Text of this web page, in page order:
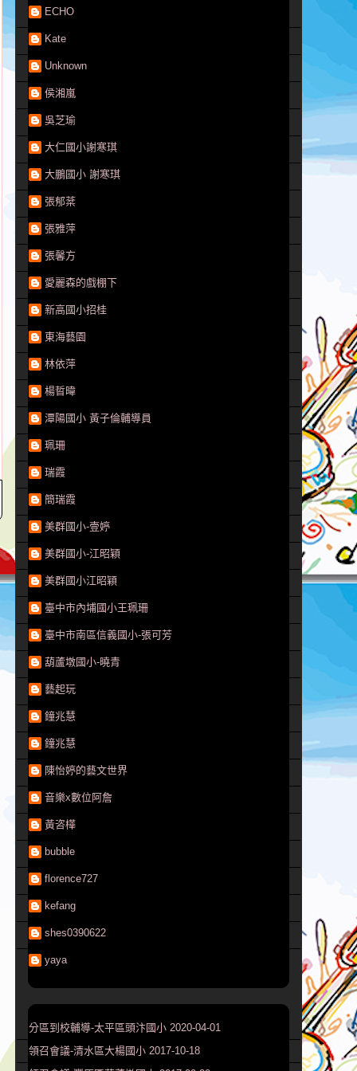
ECHO
Kate
Unknown
侯湘嵐
吳芝瑜
大仁國小謝寒琪
大鵬國小 謝寒琪
張郁棻
張雅萍
張馨方
愛麗森的戲棚下
新高國小招桂
東海藝園
林依萍
楊晢暐
潭陽國小 黃子倫輔導員
珮珊
瑞霞
簡瑞霞
美群國小-壹婷
美群國小-江昭穎
美群國小江昭穎
臺中市內埔國小王珮珊
臺中市南區信義國小-張可芳
葫蘆墩國小-曉青
藝起玩
鐘兆慧
鐘兆慧
陳怡婷的藝文世界
音樂x數位阿詹
黃咨樺
bubble
florence727
kefang
shes0390622
yaya
分區到校輔導-太平區頭汴國小 2020-04-01
領召會議-清水區大楊國小 2017-10-18